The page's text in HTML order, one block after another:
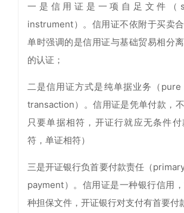
一是信用证是一项自足文件（
instrument）。信用证不依附于买卖
单时强调的是信用证与基础贸易相分
的认证；
二是信用证方式是纯单据业务（
transaction）。信用证是凭单付款，不
只要单据相符，开证行就应无条件
符，单证相符）
三是开证银行负首要付款责任（
payment）。信用证是一种银行信用
种担保文件，开证银行对支付有首要付